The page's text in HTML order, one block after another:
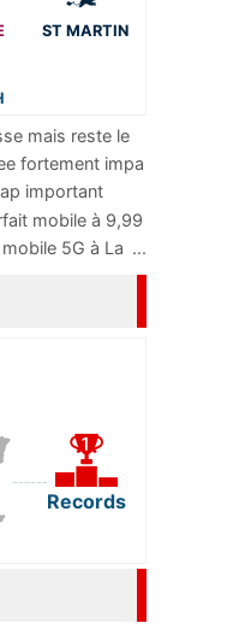
ST MARTIN
mais reste le
...
fortement impa
important
...
mobile à 9,99
5G à La ...
Records